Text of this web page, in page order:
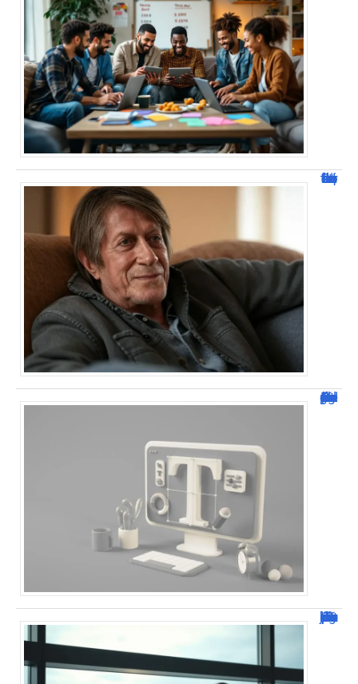
Jacques Dutronc fortune : estimation et sources de richesse !
Dafont Police : guide complet pour télécharger !
Combien de jour pour un décès d’un parent à l’étranger ?